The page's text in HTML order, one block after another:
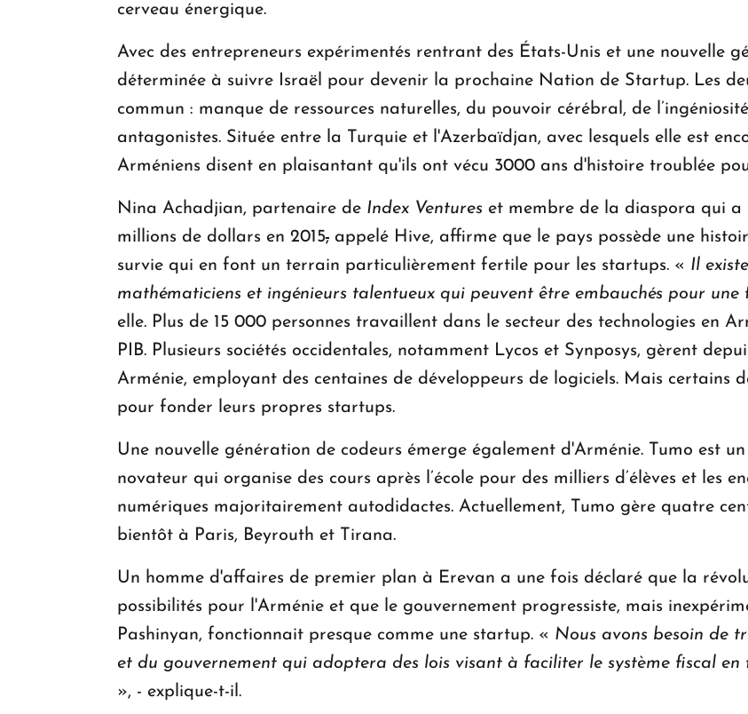
cerveau énergique.
Avec des entrepreneurs expérimentés rentrant des États-Unis et une nouvelle
déterminée à suivre Israël pour devenir la prochaine Nation de Startup. Les
commun : manque de ressources naturelles, du pouvoir cérébral, de
antagonistes. Située entre la Turquie et l'Azerbaïdjan, avec lesquels elle est
Arméniens disent en plaisantant qu'ils ont vécu 3000 ans d'histoire troublée
Nina Achadjian, partenaire de Index Ventures et membre de la diaspora qui a
millions de dollars en 2015, appelé Hive, affirme que le pays possède une
survie qui en font un terrain particulièrement fertile pour les startups. « Il
mathématiciens et ingénieurs talentueux qui peuvent être embauchés pour
elle. Plus de 15 000 personnes travaillent dans le secteur des technologies en
PIB. Plusieurs sociétés occidentales, notamment Lycos et Synposys, gèrent
Arménie, employant des centaines de développeurs de logiciels. Mais certains
pour fonder leurs propres startups.
Une nouvelle génération de codeurs émerge également d'Arménie. Tumo est
novateur qui organise des cours après l’école pour des milliers d’élèves et les
numériques majoritairement autodidactes. Actuellement, Tumo gère quatre
bientôt à Paris, Beyrouth et Tirana.
Un homme d'affaires de premier plan à Erevan a une fois déclaré que la
possibilités pour l'Arménie et que le gouvernement progressiste, mais
Pashinyan, fonctionnait presque comme une startup. « Nous avons besoin de
et du gouvernement qui adoptera des lois visant à faciliter le système fiscal en
», - explique-t-il.